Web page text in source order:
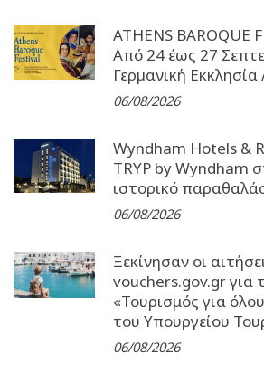
ATHENS BAROQUE
Από 24 έως 27
Γερµανική
06/08/2026
Wyndham Hotels &
TRYP by Wyndham
ιστορικό
06/08/2026
Ξεκίνησαν οι
vouchers.gov.gr για
«Τουρισμός για
του Υπουργείου
06/08/2026